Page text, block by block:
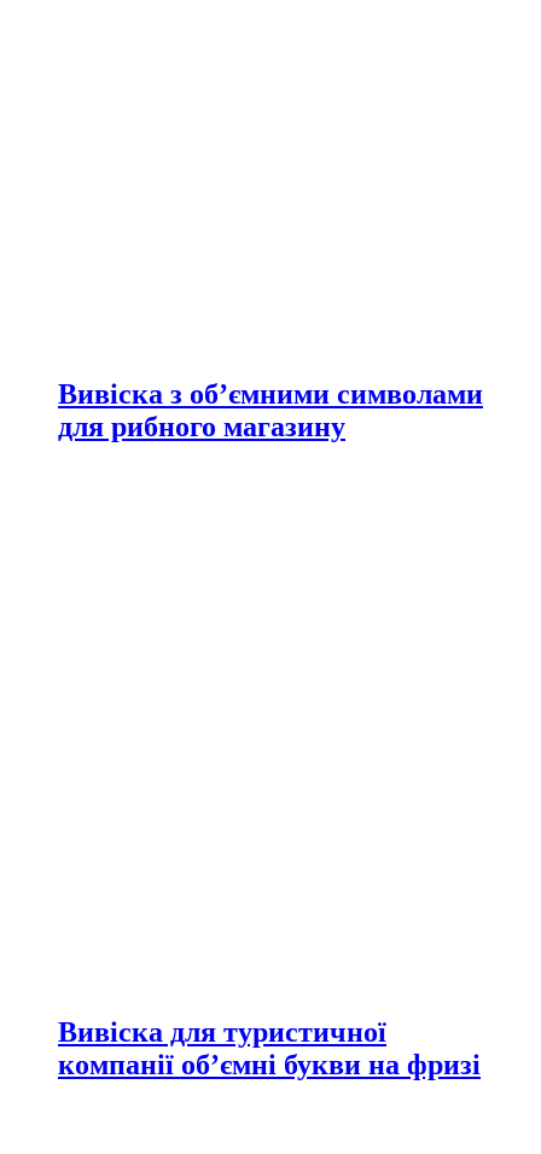
Вивіска з об’ємними символами
для рибного магазину
Вивіска для туристичної
компанії об’ємні букви на фризі